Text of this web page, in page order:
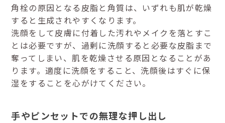
角栓の原因となる皮脂と角質は、いずれも肌が乾燥
すると生成されやすくなります。
洗顔をして皮膚に付着した汚れやメイクを落とすこ
とは必要ですが、過剰に洗顔すると必要な皮脂まで
奪ってしまい、肌を乾燥させる原因となることがあ
ります。適度に洗顔をすること、洗顔後はすぐに保
湿をすることを心がけてください。
手やピンセットでの無理な押し出し